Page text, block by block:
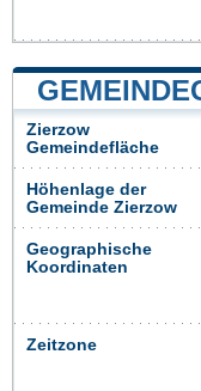
Zierzow
Gemeindefläche
Höhenlage der
Gemeinde Zierzow
Geographische
Koordinaten
Zeitzone